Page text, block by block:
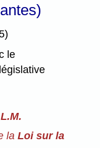
le
la Loi sur la